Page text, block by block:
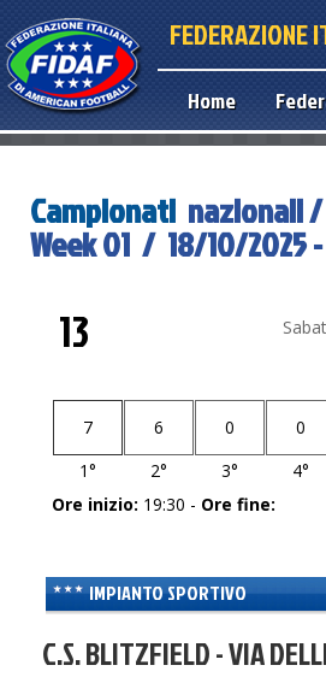
FEDERAZIONE
Home
Campionati nazionali /
Week 01 / 18/10/2025
13
7 6 0
0
1°
2° 3° 4°
Ore inizio: 19:30 - Ore fine:
IMPIANTO SPORTIVO
C.S. BLITZFIELD - VIA